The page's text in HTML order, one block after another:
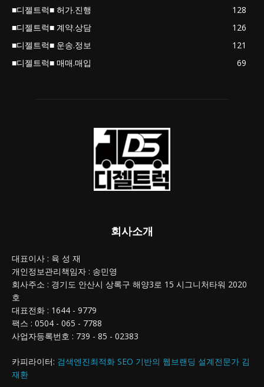
■디젤트럭■ 허가.진행
128
■디젤트럭■ 계약.상담
126
■디젤트럭■ 운송.정보
121
■디젤트럭■ 매매.매입
69
회사소개
대표이사 : 육 성 재
개인정보관리책임자 : 송민영
회사주소 : 경기도 안산시 상록구 해양3로 15 시그니처타워 2020
호
대표전화 : 1644 - 9779
팩스 : 0504 - 065 - 7788
사업자등록번호 : 739 - 85 - 02383
카피라이터: 검색엔진최적화 SEO 기반의 웹브랜딩 설계전문가 김
재환